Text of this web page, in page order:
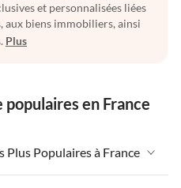
et personnalisées liées
aux biens immobiliers, ainsi
Plus
en France
Plus Populaires à France